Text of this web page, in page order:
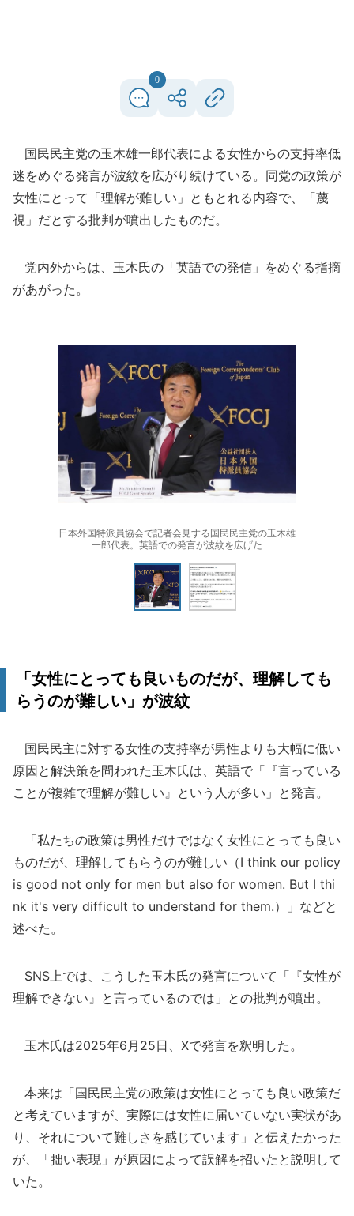
0
国民民主党の玉木雄一郎代表による女性からの支持率低
迷をめぐる発言が波紋を広がり続けている。同党の政策が
女性にとって「理解が難しい」ともとれる内容で、「蔑
視」だとする批判が噴出したものだ。
党内外からは、玉木氏の「英語での発信」をめぐる指摘
があがった。
日本外国特派員協会で記者会見する国民民主党の玉木雄
一郎代表。英語での発言が波紋を広げた
「女性にとっても良いものだが、理解しても
らうのが難しい」が波紋
国民民主に対する女性の支持率が男性よりも大幅に低い
原因と解決策を問われた玉木氏は、英語で「『言っている
ことが複雑で理解が難しい』という人が多い」と発言。
「私たちの政策は男性だけではなく女性にとっても良い
ものだが、理解してもらうのが難しい（I think our policy
is good not only for men but also for women. But I thi
nk it's very difficult to understand for them.）」などと
述べた。
SNS上では、こうした玉木氏の発言について「『女性が
理解できない』と言っているのでは」との批判が噴出。
玉木氏は2025年6月25日、Xで発言を釈明した。
本来は「国民民主党の政策は女性にとっても良い政策だ
と考えていますが、実際には女性に届いていない実状があ
り、それについて難しさを感じています」と伝えたかった
が、「拙い表現」が原因によって誤解を招いたと説明して
いた。